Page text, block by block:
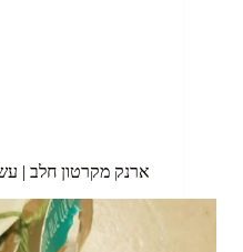
ארנק מקרטון חלב |